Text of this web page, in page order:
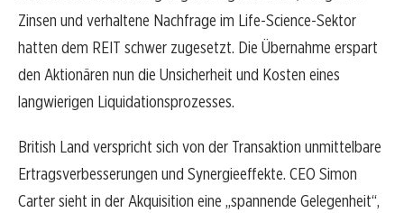
Zinsen und verhaltene Nachfrage im Life-Science-Sektor
hatten dem REIT schwer zugesetzt. Die Übernahme erspart
den Aktionären nun die Unsicherheit und Kosten eines
langwierigen Liquidationsprozesses.
British Land verspricht sich von der Transaktion unmittelbare
Ertragsverbesserungen und Synergieeffekte. CEO Simon
Carter sieht in der Akquisition eine „spannende Gelegenheit“,